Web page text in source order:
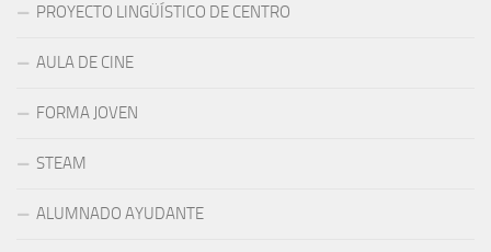
PROYECTO LINGÜÍSTICO DE CENTRO
AULA DE CINE
FORMA JOVEN
STEAM
ALUMNADO AYUDANTE